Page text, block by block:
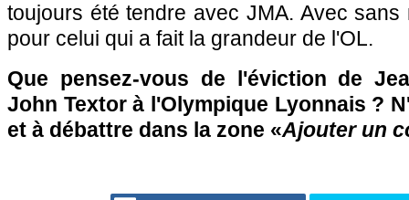
toujours été tendre avec JMA. Avec
pour celui qui a fait la grandeur de l'OL.
Que pensez-vous de l'éviction de
John Textor à l'Olympique Lyonnais ?
et à débattre dans la zone «Ajouter un